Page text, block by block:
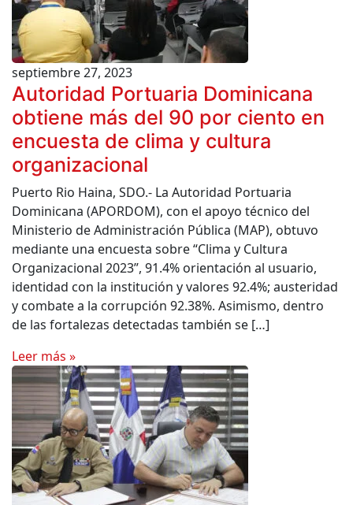
septiembre 27, 2023
Autoridad Portuaria Dominicana
obtiene más del 90 por ciento en
encuesta de clima y cultura
organizacional
Puerto Rio Haina, SDO.- La Autoridad Portuaria
Dominicana (APORDOM), con el apoyo técnico del
Ministerio de Administración Pública (MAP), obtuvo
mediante una encuesta sobre “Clima y Cultura
Organizacional 2023”, 91.4% orientación al usuario,
identidad con la institución y valores 92.4%; austeridad
y combate a la corrupción 92.38%. Asimismo, dentro
de las fortalezas detectadas también se […]
Leer más »